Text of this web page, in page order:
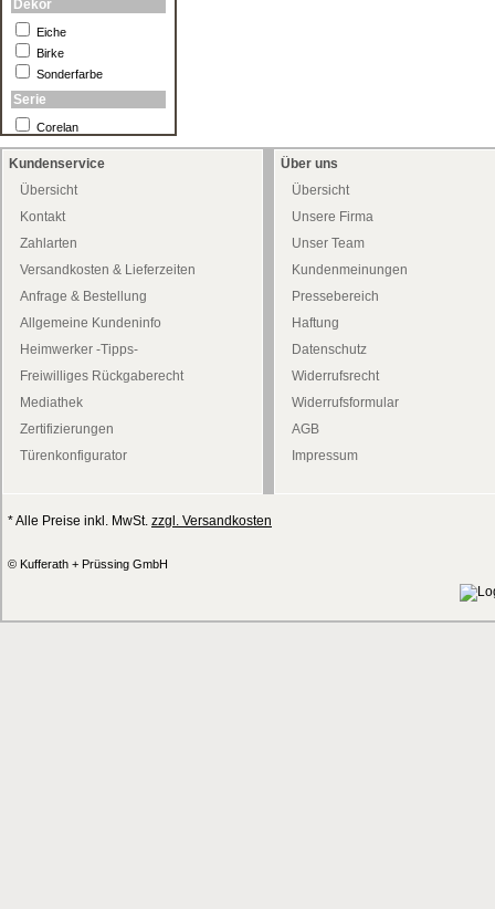
Dekor
Eiche
Birke
Sonderfarbe
Serie
Corelan
Kundenservice
Übersicht
Kontakt
Zahlarten
Versandkosten & Lieferzeiten
Anfrage & Bestellung
Allgemeine Kundeninfo
Heimwerker -Tipps-
Freiwilliges Rückgaberecht
Mediathek
Zertifizierungen
Türenkonfigurator
Über uns
Übersicht
Unsere Firma
Unser Team
Kundenmeinungen
Pressebereich
Haftung
Datenschutz
Widerrufsrecht
Widerrufsformular
AGB
Impressum
* Alle Preise inkl. MwSt. zzgl. Versandkosten
© Kufferath + Prüssing GmbH